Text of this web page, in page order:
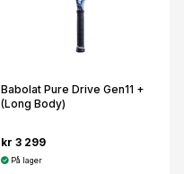
Babolat Pure Drive Gen11 +
(Long Body)
kr 3 299
På lager